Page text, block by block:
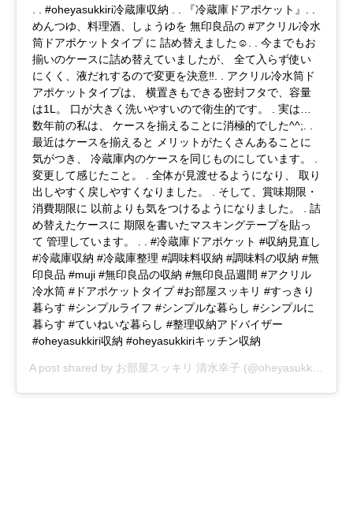
. . #oheyasukkiri冷蔵庫収納 . . 『冷蔵庫ドアポケット』. .
めんつゆ、料理酒、しょうゆを 無印良品の #アクリル冷水
筒ドアポケットタイプ に 詰め替えました☺︎. . 今までもお
揃いのケースに詰め替えていましたが、 全て入らず使い
にくく、液だれするので変更を決意‼︎. . アクリル冷水筒ド
アポケットタイプは、 横置きもできる密封フタで、容量
は1L。 口が大きく洗いやすいので衛生的です。 . 実は…
数年前の私は、 ケースを揃えることに消極的でした^^;. .
最近はケースを揃えると メリットがたくさんあることに
気がつき、 冷蔵庫内のケースを同じものにしています。 .
変更して感じたこと。 . 全体が見渡せるようになり、 取り
出しやすく戻しやすくなりました。 . そして、賞味期限・
消費期限に 以前よりも気をつけるようになりました。 . 詰
め替えたケースに 期限を書いたマスキングテープを貼っ
て 管理しています。 . . #冷蔵庫ドアポケット #収納見直し
#冷蔵庫収納 #冷蔵庫整理 #調味料収納 #調味料の収納 #無
印良品 #muji #無印良品の収納 #無印良品週間 #アクリル
冷水筒 #ドアポケットタイプ #お部屋スッキリ #すっきり
暮らす #シンプルライフ #シンプルな暮らし #シンプルに
暮らす #ていねいな暮らし #整理収納アドバイザー
#oheyasukkiri収納 #oheyasukkiriキッチン収納
A post shared by お部屋スッキリ 清水幸子 (@oheyasukkiri) on